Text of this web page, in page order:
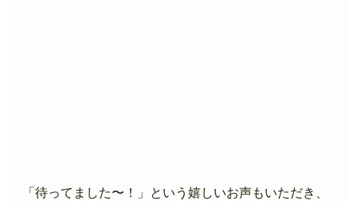
「待ってました〜！」という嬉しいお声もいただき、